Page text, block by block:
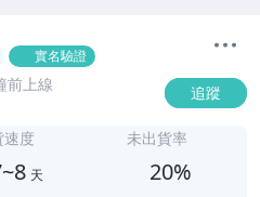
實名驗證
前上線 追蹤
速度
天
未出貨率
20%